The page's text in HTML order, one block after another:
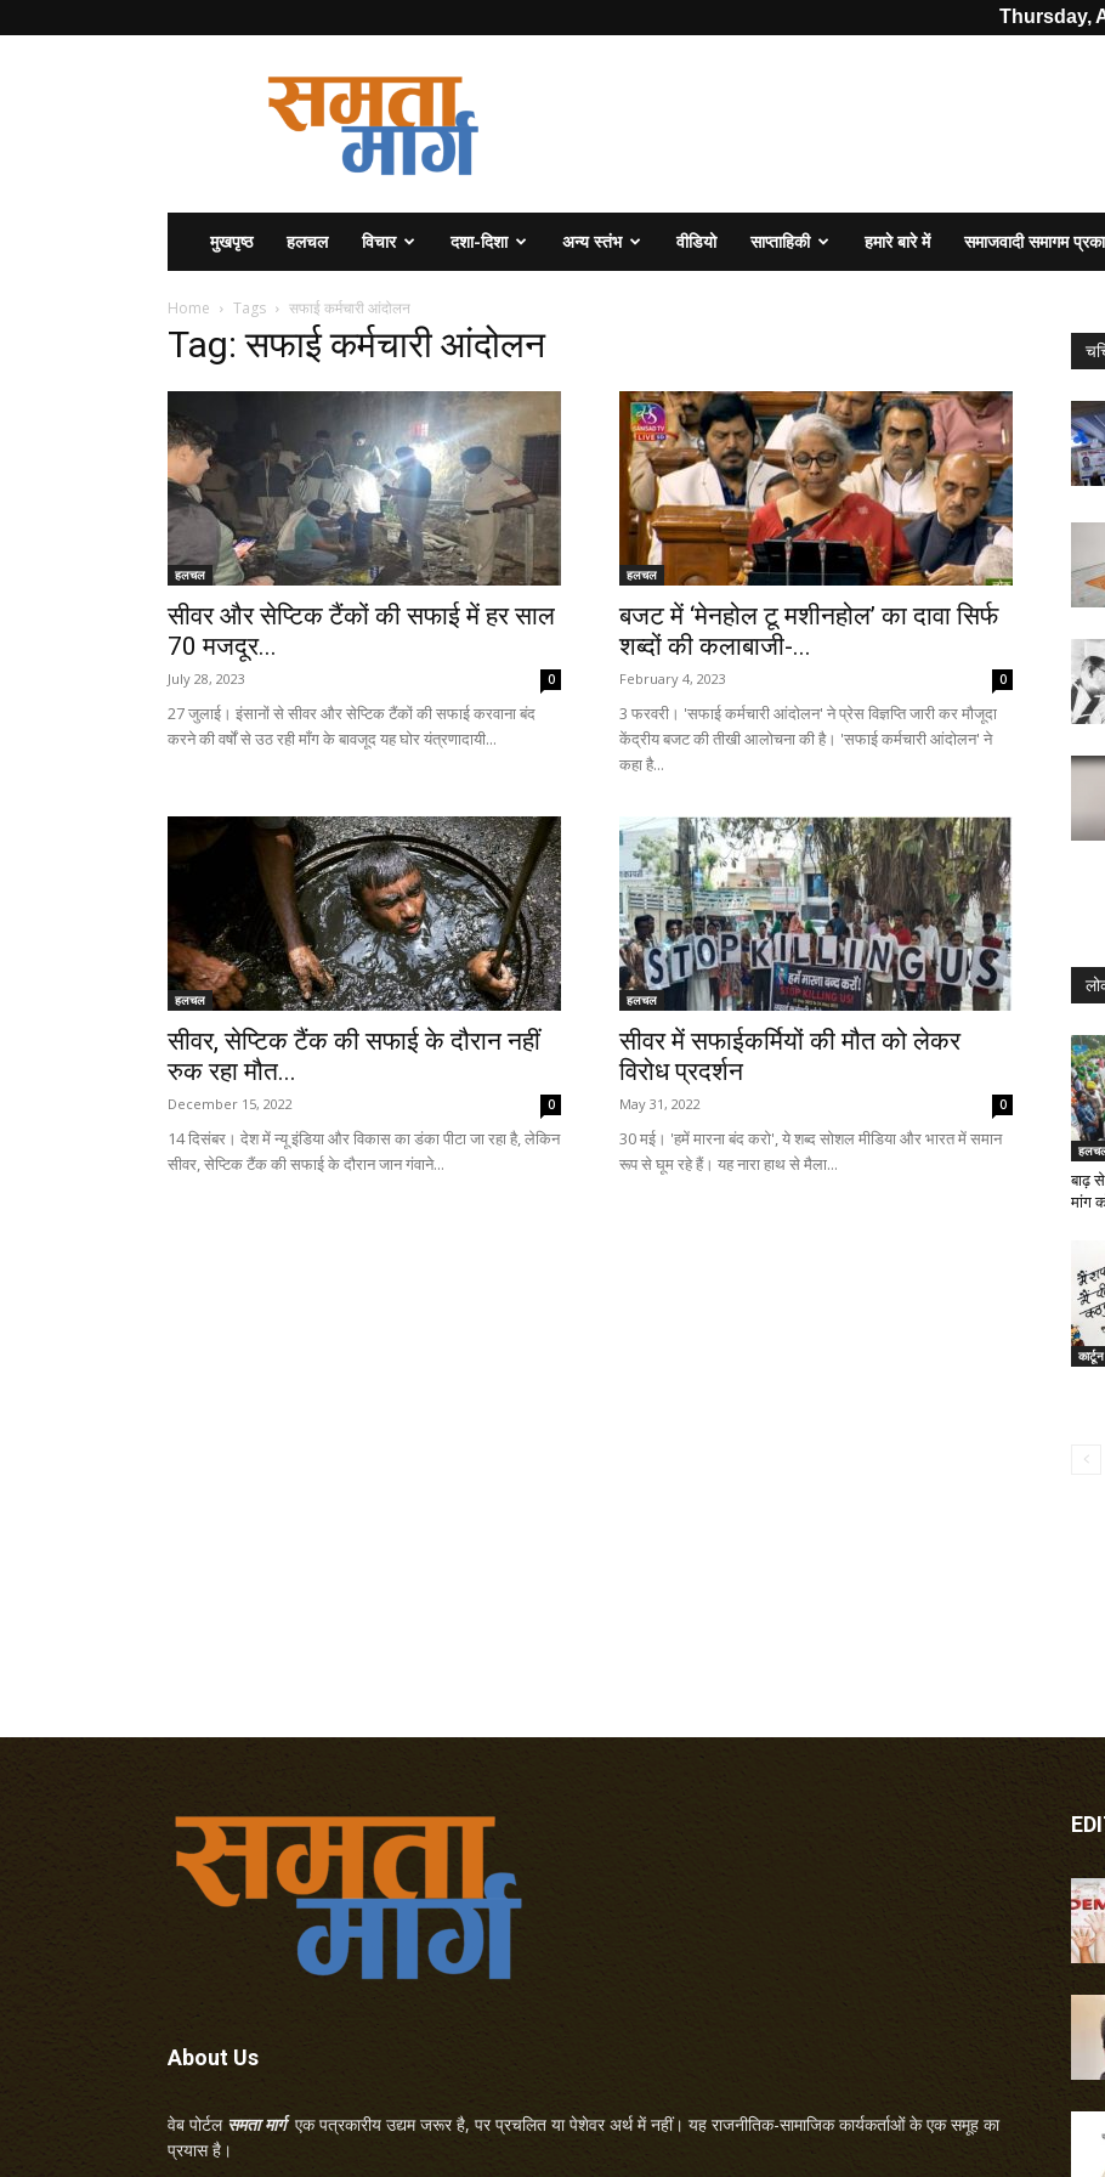
Thursday,
मुखपृष्ठ हलचल विचार दशा-दिशा अन्य स्तंभ वीडियो साप्ताहिकी हमारे बारे में समाजवादी समागम
Home Tags सफाई कर्मचारी आंदोलन
Tag: सफाई कर्मचारी आंदोलन
हलचल
सीवर और सेप्टिक टैंकों की सफाई में हर साल
70 मजदूर...
July 28, 2023 0
27 जुलाई। इंसानों से सीवर और सेप्टिक टैंकों की सफाई करवाना बंद
करने की वर्षों से उठ रही माँग के बावजूद यह घोर यंत्रणादायी...
हलचल
बजट में ‘मेनहोल टू मशीनहोल’ का दावा सिर्फ
शब्दों की कलाबाजी-...
February 4, 2023 0
3 फरवरी। 'सफाई कर्मचारी आंदोलन' ने प्रेस विज्ञप्ति जारी कर मौजूदा
केंद्रीय बजट की तीखी आलोचना की है। 'सफाई कर्मचारी आंदोलन' ने
कहा है...
हलचल
सीवर, सेप्टिक टैंक की सफाई के दौरान नहीं
रुक रहा मौत...
December 15, 2022 0
14 दिसंबर। देश में न्यू इंडिया और विकास का डंका पीटा जा रहा है, लेकिन
सीवर, सेप्टिक टैंक की सफाई के दौरान जान गंवाने...
हलचल
सीवर में सफाईकर्मियों की मौत को लेकर
विरोध प्रदर्शन
May 31, 2022 0
30 मई। 'हमें मारना बंद करो', ये शब्द सोशल मीडिया और भारत में समान
रूप से घूम रहे हैं। यह नारा हाथ से मैला...
बाढ़
मांग
कार्टून
About Us
वेब पोर्टल समता मार्गएक पत्रकारीय उद्यम जरूर है, पर प्रचलित या पेशेवर अर्थ में नहीं। यह राजनीतिक-सामाजिक कार्यकर्ताओं के एक समूह का
प्रयास है।